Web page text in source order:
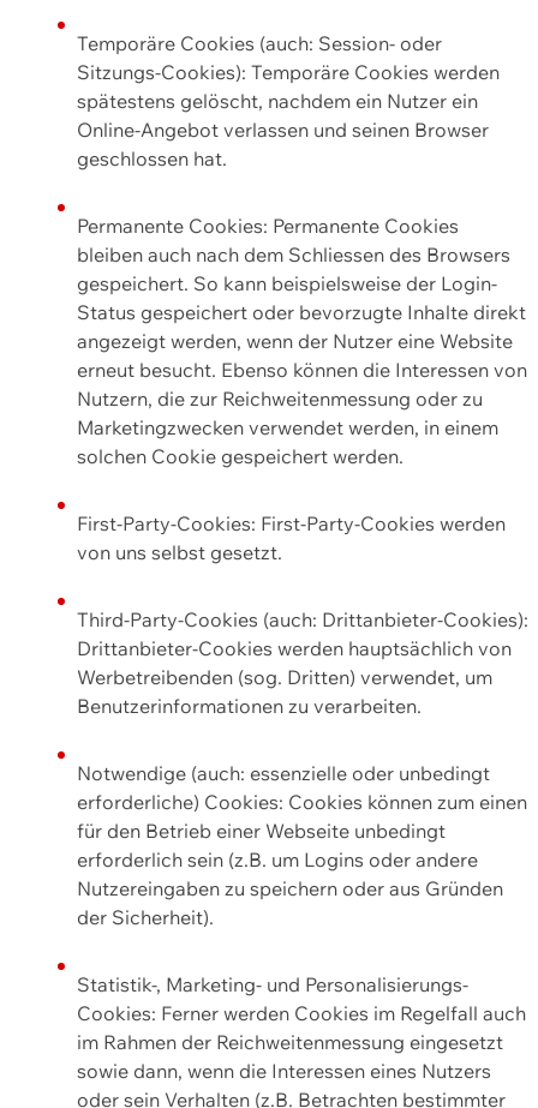
Temporäre Cookies (auch: Session- oder
Sitzungs-Cookies): Temporäre Cookies werden
spätestens gelöscht, nachdem ein Nutzer ein
Online-Angebot verlassen und seinen Browser
geschlossen hat.
Permanente Cookies: Permanente Cookies
bleiben auch nach dem Schliessen des Browsers
gespeichert. So kann beispielsweise der Login-
Status gespeichert oder bevorzugte Inhalte direkt
angezeigt werden, wenn der Nutzer eine Website
erneut besucht. Ebenso können die Interessen von
Nutzern, die zur Reichweitenmessung oder zu
Marketingzwecken verwendet werden, in einem
solchen Cookie gespeichert werden.
First-Party-Cookies: First-Party-Cookies werden
von uns selbst gesetzt.
Third-Party-Cookies (auch: Drittanbieter-Cookies):
Drittanbieter-Cookies werden hauptsächlich von
Werbetreibenden (sog. Dritten) verwendet, um
Benutzerinformationen zu verarbeiten.
Notwendige (auch: essenzielle oder unbedingt
erforderliche) Cookies: Cookies können zum einen
für den Betrieb einer Webseite unbedingt
erforderlich sein (z.B. um Logins oder andere
Nutzereingaben zu speichern oder aus Gründen
der Sicherheit).
Statistik-, Marketing- und Personalisierungs-
Cookies: Ferner werden Cookies im Regelfall auch
im Rahmen der Reichweitenmessung eingesetzt
sowie dann, wenn die Interessen eines Nutzers
oder sein Verhalten (z.B. Betrachten bestimmter